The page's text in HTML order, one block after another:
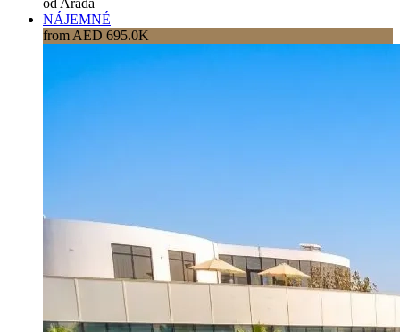
od Arada
NÁJEMNÉ
from AED 695.0K